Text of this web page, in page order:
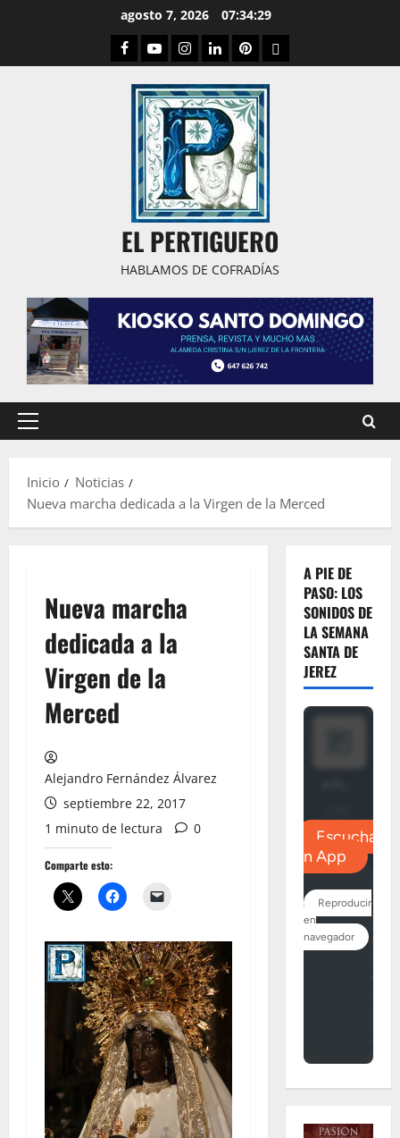
agosto 7, 2026 07:34:30
Facebook
YoutubeInstagram
LinkedPinterestDribbble
EL PERTIGUERO
HABLAMOS DE COFRADÍAS
Menú
Inicio
Noticias
Nueva marcha dedicada a la Virgen de la Merced
Nueva marcha
dedicada a la
Virgen de la
Merced
Alejandro Fernández Álvarez
septiembre 22, 2017
1 minuto de lectura
0
Comparte esto:
A PIE DE
PASO: LOS
SONIDOS DE
LA SEMANA
SANTA DE
JEREZ